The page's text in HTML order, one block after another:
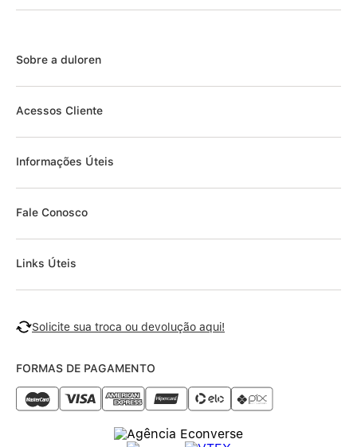
Sobre a duloren
Acessos Cliente
Informações Úteis
Fale Conosco
Links Úteis
Solicite sua troca ou devolução aqui!
FORMAS DE PAGAMENTO